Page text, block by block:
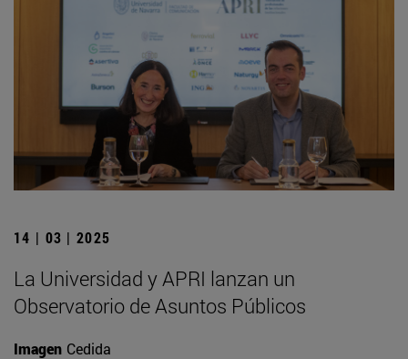
14 | 03 | 2025
La Universidad y APRI lanzan un
Observatorio de Asuntos Públicos
Imagen Cedida